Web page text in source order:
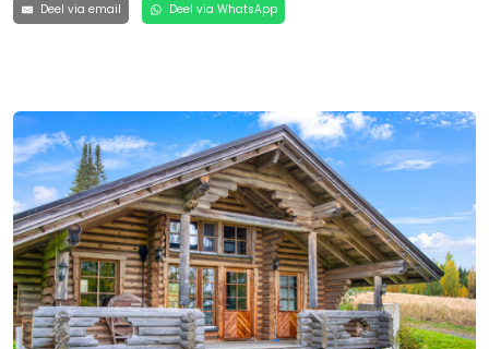
Deel via email
Deel via WhatsApp